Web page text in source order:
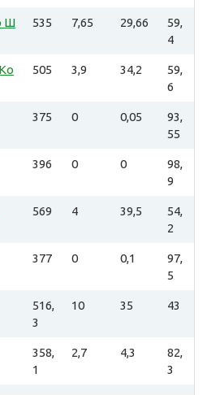
Ш
535 7,65 29,66
59,
4
505 3,9 34,2
59,
6
375 0 0,05
93,
55
396 0 0
98,
9
569 4 39,5
54,
2
377 0 0,1
97,
5
516,
3
10 35 43
358,
1
2,7 4,3
82,
3